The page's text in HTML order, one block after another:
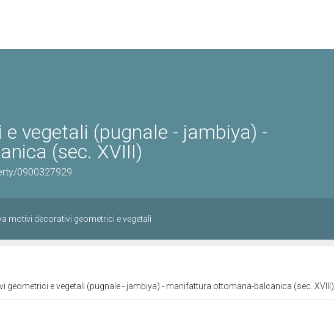
vegetali (pugnale - jambiya) -
(sec. XVIII)
0900327929
motivi decorativi geometrici e vegetali
geometrici e vegetali (pugnale - jambiya) - manifattura ottomana-balcanica (sec. XVIII)